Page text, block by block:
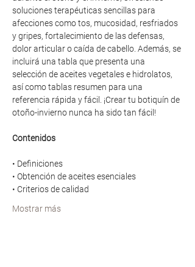
soluciones terapéuticas sencillas para
afecciones como tos, mucosidad, resfriados
y gripes, fortalecimiento de las defensas,
dolor articular o caída de cabello. Además, se
incluirá una tabla que presenta una
selección de aceites vegetales e hidrolatos,
así como tablas resumen para una
referencia rápida y fácil. ¡Crear tu botiquín de
otoño-invierno nunca ha sido tan fácil!
Contenidos
• Definiciones
• Obtención de aceites esenciales
• Criterios de calidad
Mostrar más